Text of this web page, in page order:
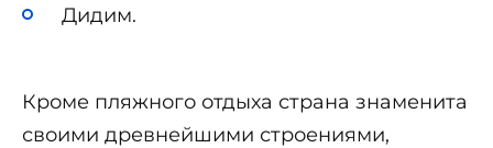
Дидим.
Кроме пляжного отдыха страна знаменита
своими древнейшими строениями,